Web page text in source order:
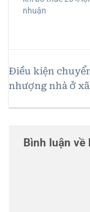
nhuận
Điều kiện
nhượng nhà ở xã
Bình luận về